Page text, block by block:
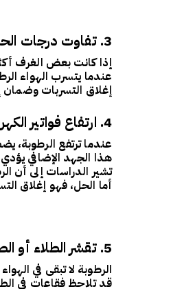
3. تفاوت درجات الحرارة داخل الغرف
إذا كانت بعض الغرف
عندما يتسرب الهواء
إغلاق التسربات
4. ارتفاع فواتير الكهرباء
عندما ترتفع الرطوبة،
هذا الجهد الإضافي يؤدي
تشير الدراسات إلى أن
أما الحل، فهو إغلاق
5. تقشر الطلاء أو الصدأ أو تلف الجدران
الرطوبة لا تبقى في
قد تلاحظ فقاعات في